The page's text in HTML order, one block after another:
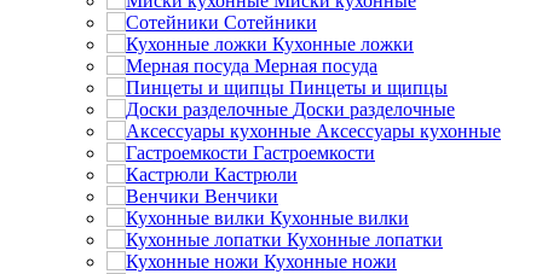
Сотейники
Кухонные ложки
Мерная посуда
Пинцеты и щипцы
Доски разделочные
Аксессуары кухонные
Гастроемкости
Кастрюли
Венчики
Кухонные вилки
Кухонные лопатки
Кухонные ножи